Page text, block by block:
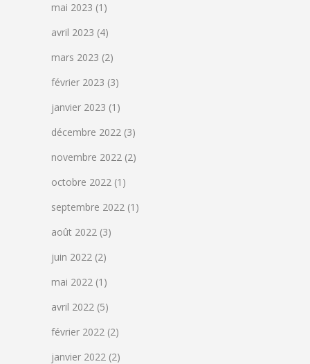
mai 2023 (1)
avril 2023 (4)
mars 2023 (2)
février 2023 (3)
janvier 2023 (1)
décembre 2022 (3)
novembre 2022 (2)
octobre 2022 (1)
septembre 2022 (1)
août 2022 (3)
juin 2022 (2)
mai 2022 (1)
avril 2022 (5)
février 2022 (2)
janvier 2022 (2)